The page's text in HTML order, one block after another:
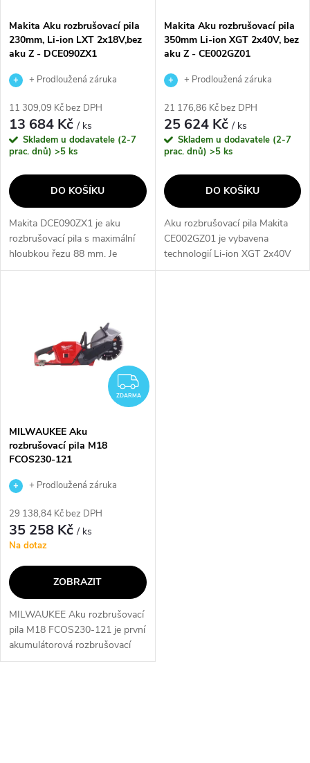
p
r
o
d
u
k
t
ů
s
p
r
o
d
u
k
t
Makita Aku rozbrušovací pila
230mm, Li-ion LXT 2x18V,bez
aku Z - DCE090ZX1
+ Prodloužená záruka
11 309,09 Kč bez DPH
13 684 Kč/ ks
Skladem u dodavatele (2-7
prac. dnů) >5 ks
DO KOŠÍKU
Makita DCE090ZX1 je aku
rozbrušovací pila s maximální
hloubkou řezu 88 mm. Je
vybavena silným a spolehlivým
Makita Aku rozbrušovací pila
350mm Li-ion XGT 2x40V, bez
aku Z - CE002GZ01
+ Prodloužená záruka
21 176,86 Kč bez DPH
25 624 Kč/ ks
Skladem u dodavatele (2-7
prac. dnů) >5 ks
DO KOŠÍKU
Aku rozbrušovací pila Makita
CE002GZ01 je vybavena
technologií Li-ion XGT 2x40V
pro extrémní zatížení a dlouhou
ZDARMA
ZDARMA
MILWAUKEE Aku
rozbrušovací pila M18
FCOS230-121
+ Prodloužená záruka
29 138,84 Kč bez DPH
35 258 Kč/ ks
Na dotaz
ZOBRAZIT
MILWAUKEE Aku rozbrušovací
pila M18 FCOS230-121 je první
akumulátorová rozbrušovací
pila na světě s napětím 18 V,